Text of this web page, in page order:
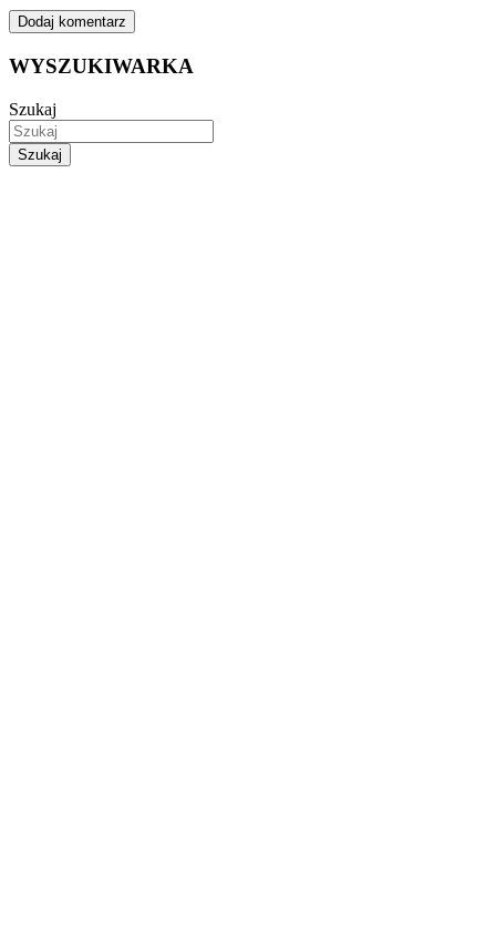
WYSZUKIWARKA
Szukaj
Szukaj